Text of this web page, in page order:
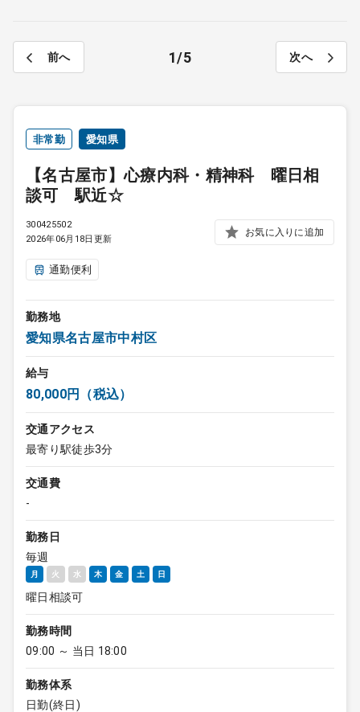
前へ 1 5 次へ
非常勤 愛知県
【名古屋市】心療内科・精神科 曜日相
談可 駅近☆
300425502
2026年06月18日更新
お気に入りに追加
通勤便利
勤務地
愛知県名古屋市中村区
給与
80,000円（税込）
交通アクセス
最寄り駅徒歩3分
交通費
-
勤務日
毎週
月 火 水 木 金 土 日
曜日相談可
勤務時間
09:00 ～ 当日 18:00
勤務体系
日勤(終日)